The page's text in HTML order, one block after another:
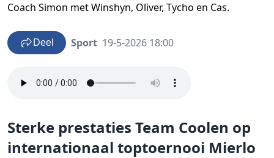
Coach Simon met Winshyn, Oliver, Tycho en Cas.
Deel Sport 19-5-2026 18:00
Sterke prestaties Team Coolen op
internationaal toptoernooi Mierlo